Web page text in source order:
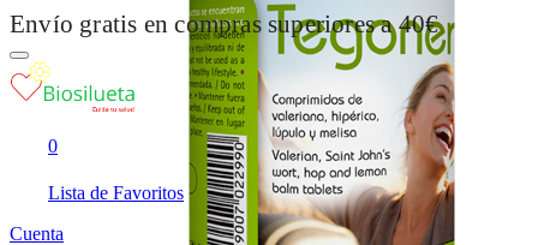
Envío gratis en compras superiores a 40€
0
Lista de Favoritos
Cuenta